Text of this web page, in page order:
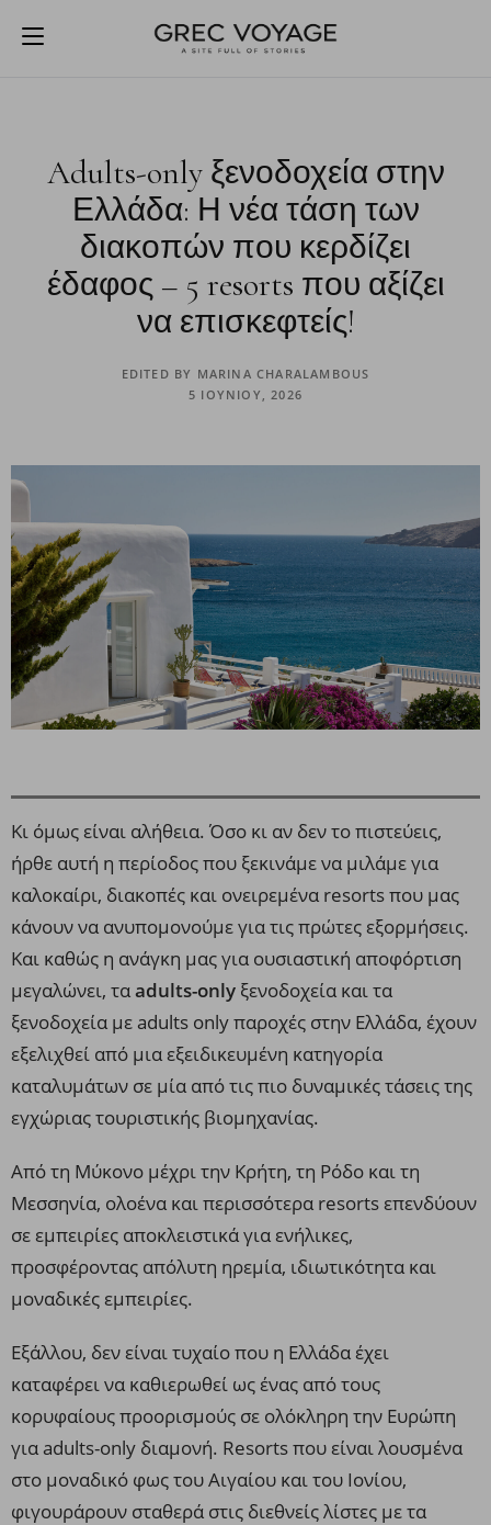
Adults-only ξενοδοχεία στην
Ελλάδα: Η νέα τάση των
διακοπών που κερδίζει
έδαφος – 5 resorts που αξίζει
να επισκεφτείς!
EDITED BY MARINA CHARALAMBOUS
5 ΙΟΥΝΊΟΥ, 2026
Κι όμως είναι αλήθεια. Όσο κι αν δεν το πιστεύεις,
ήρθε αυτή η περίοδος που ξεκινάμε να μιλάμε για
καλοκαίρι, διακοπές και ονειρεμένα resorts που μας
κάνουν να ανυπομονούμε για τις πρώτες εξορμήσεις.
Και καθώς η ανάγκη μας για ουσιαστική αποφόρτιση
μεγαλώνει, ταadults-only ξενοδοχεία και τα
ξενοδοχεία με adults only παροχές στην Ελλάδα, έχουν
εξελιχθεί από μια εξειδικευμένη κατηγορία
καταλυμάτων σε μία από τις πιο δυναμικές τάσεις της
εγχώριας τουριστικής βιομηχανίας.
Από τη Μύκονο μέχρι την Κρήτη, τη Ρόδο και τη
Μεσσηνία, ολοένα και περισσότερα resorts επενδύουν
σε εμπειρίες αποκλειστικά για ενήλικες,
προσφέροντας απόλυτη ηρεμία, ιδιωτικότητα και
μοναδικές εμπειρίες.
Εξάλλου, δεν είναι τυχαίο που η Ελλάδα έχει
καταφέρει να καθιερωθεί ως ένας από τους
κορυφαίους προορισμούς σε ολόκληρη την Ευρώπη
για adults-only διαμονή. Resorts που είναι λουσμένα
στο μοναδικό φως του Αιγαίου και του Ιονίου,
φιγουράρουν σταθερά στις διεθνείς λίστες με τα